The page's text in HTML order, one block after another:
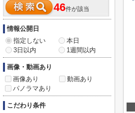
46件が該当
情報公開日
指定しない
本日
3日以内
1週間以内
画像・動画あり
画像あり
動画あり
パノラマあり
こだわり条件